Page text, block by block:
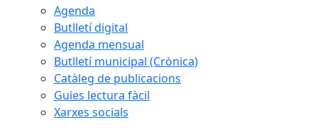
Agenda
Butlletí digital
Agenda mensual
Butlletí municipal (Crònica)
Catàleg de publicacions
Guies lectura fàcil
Xarxes socials